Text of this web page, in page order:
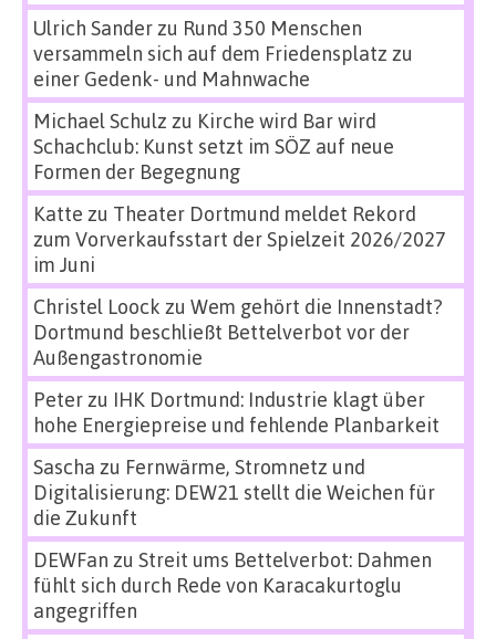
Ulrich Sanderzu Rund 350 Menschen
versammeln sich auf dem Friedensplatz zu
einer Gedenk- und Mahnwache
Michael Schulz zu Kirche wird Bar wird
Schachclub: Kunst setzt im SÖZ auf neue
Formen der Begegnung
Katte zu Theater Dortmund meldet Rekord
zum Vorverkaufsstart der Spielzeit 2026/2027
im Juni
Christel Loock zu Wem gehört die Innenstadt?
Dortmund beschließt Bettelverbot vor der
Außengastronomie
Peterzu IHK Dortmund: Industrie klagt über
hohe Energiepreise und fehlende Planbarkeit
Sascha zu Fernwärme, Stromnetz und
Digitalisierung: DEW21 stellt die Weichen für
die Zukunft
DEWFan zu Streit ums Bettelverbot: Dahmen
fühlt sich durch Rede von Karacakurtoglu
angegriffen